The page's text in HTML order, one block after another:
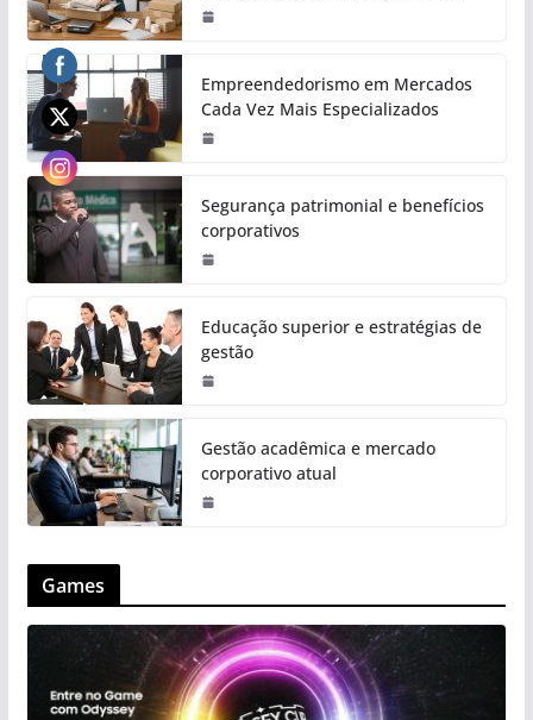
Empreendedorismo em Mercados
Cada Vez Mais Especializados
Segurança patrimonial e benefícios
corporativos
Educação superior e estratégias de
gestão
Gestão acadêmica e mercado
corporativo atual
Games